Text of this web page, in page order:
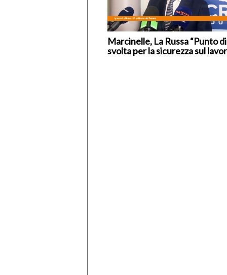
Marcinelle, La Russa “Punto di
svolta per la sicurezza sul